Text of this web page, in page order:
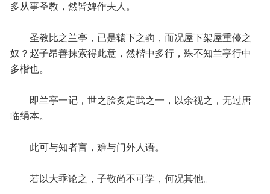
多从事圣教，然皆婢作夫人。
圣教比之兰亭，已是辕下之驹，而况屋下架屋重儓之
奴？赵子昂善抹索得此意，然楷中多行，殊不知兰亭行中
多楷也。
即兰亭一记，世之脍炙定武之一，以余视之，无过唐
临绢本。
此可与知者言，难与门外人语。
若以大乖论之，子敬尚不可学，何况其他。